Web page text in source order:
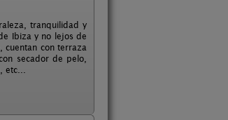
tranquilidad y
Ibiza y no lejos de
cuentan con terraza
secador de pelo,